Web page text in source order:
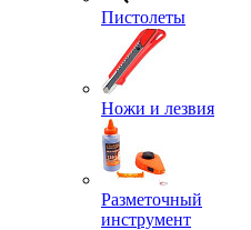
Пистолеты
Ножи и лезвия
Разметочный
инструмент